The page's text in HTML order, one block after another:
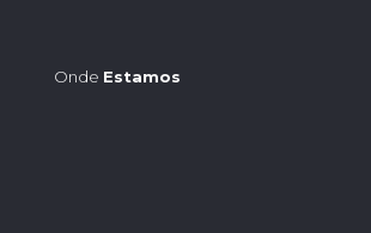
Onde Estamos